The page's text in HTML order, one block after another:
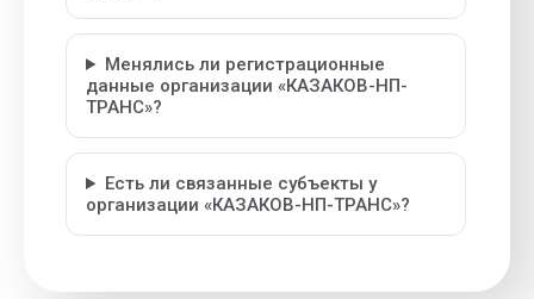
Менялись ли регистрационные
данные организации «КАЗАКОВ-НП-
ТРАНС»?
Есть ли связанные субъекты у
организации «КАЗАКОВ-НП-ТРАНС»?